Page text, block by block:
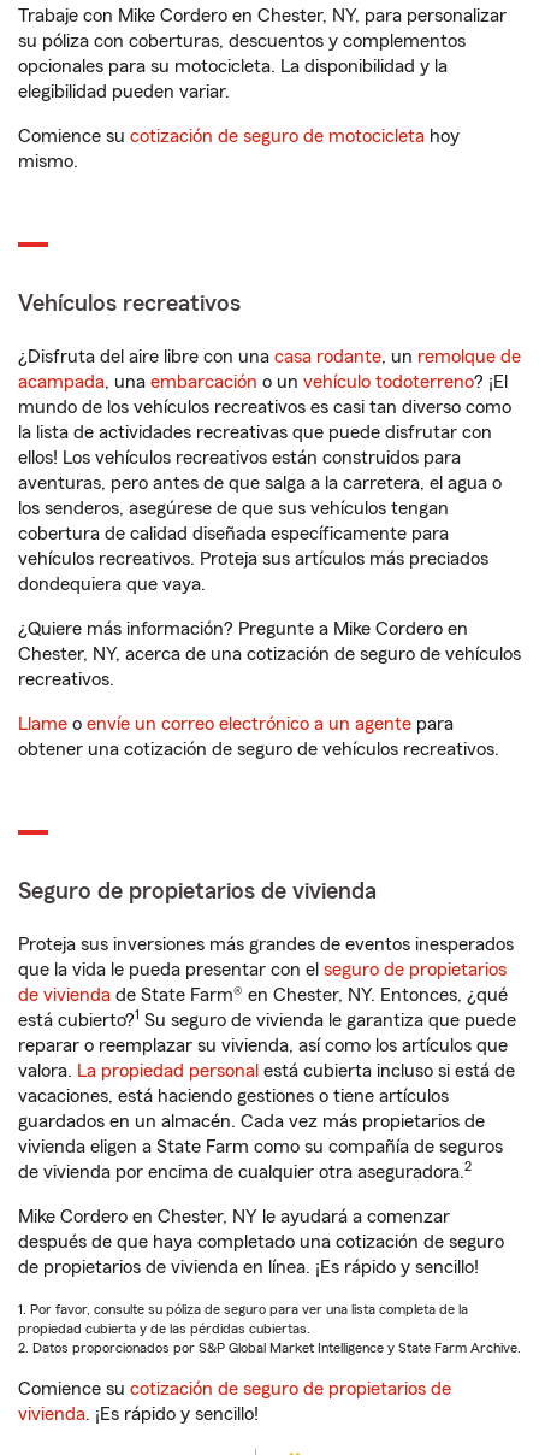
Trabaje con Mike Cordero en Chester, NY, para personalizar
su póliza con coberturas, descuentos y complementos
opcionales para su motocicleta. La disponibilidad y la
elegibilidad pueden variar.
Comience su cotización de seguro de motocicleta hoy
mismo.
Vehículos recreativos
¿Disfruta del aire libre con una casa rodante, un remolque de
acampada, una embarcación o un vehículo todoterreno? ¡El
mundo de los vehículos recreativos es casi tan diverso como
la lista de actividades recreativas que puede disfrutar con
ellos! Los vehículos recreativos están construidos para
aventuras, pero antes de que salga a la carretera, el agua o
los senderos, asegúrese de que sus vehículos tengan
cobertura de calidad diseñada específicamente para
vehículos recreativos. Proteja sus artículos más preciados
dondequiera que vaya.
¿Quiere más información? Pregunte a Mike Cordero en
Chester, NY, acerca de una cotización de seguro de vehículos
recreativos.
Llame o envíe un correo electrónico a un agente para
obtener una cotización de seguro de vehículos recreativos.
Seguro de propietarios de vivienda
Proteja sus inversiones más grandes de eventos inesperados
que la vida le pueda presentar con el seguro de propietarios
de vivienda de State Farm® en Chester, NY. Entonces, ¿qué
está cubierto?1 Su seguro de vivienda le garantiza que puede
reparar o reemplazar su vivienda, así como los artículos que
valora. La propiedad personal está cubierta incluso si está de
vacaciones, está haciendo gestiones o tiene artículos
guardados en un almacén. Cada vez más propietarios de
vivienda eligen a State Farm como su compañía de seguros
de vivienda por encima de cualquier otra aseguradora.2
Mike Cordero en Chester, NY le ayudará a comenzar
después de que haya completado una cotización de seguro
de propietarios de vivienda en línea. ¡Es rápido y sencillo!
1. Por favor, consulte su póliza de seguro para ver una lista completa de la
propiedad cubierta y de las pérdidas cubiertas.
2. Datos proporcionados por S&P Global Market Intelligence y State Farm Archive.
Comience su cotización de seguro de propietarios de
vivienda. ¡Es rápido y sencillo!